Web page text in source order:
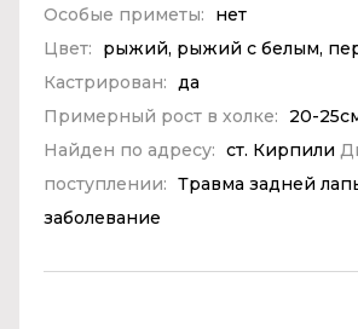
Особые приметы:
нет
Цвет:
рыжий, рыжий с белым,
Кастрирован: да
Примерный рост в холке:
20-
Найден по адресу: ст. Кирпили
поступлении: Травма задней
заболевание